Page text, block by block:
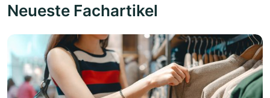
Neueste Fachartikel